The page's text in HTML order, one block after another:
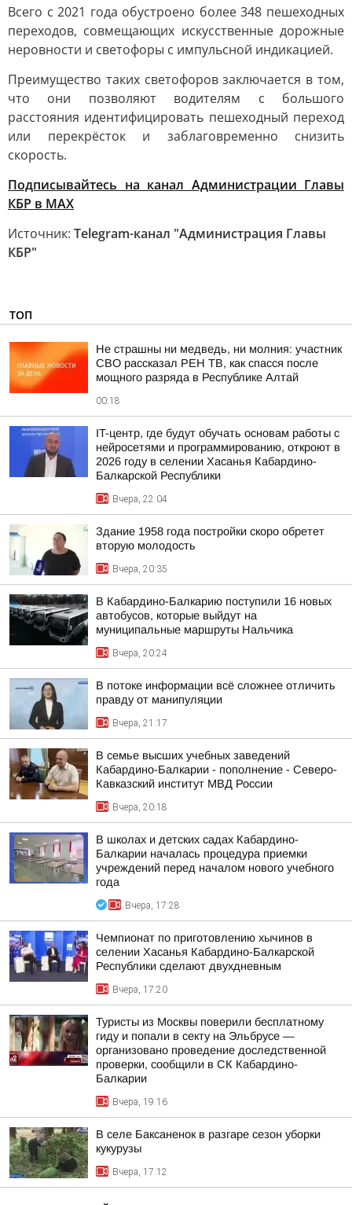
Всего с 2021 года обустроено более 348 пешеходных
переходов, совмещающих искусственные дорожные
неровности и светофоры с импульсной индикацией.
Преимущество таких светофоров заключается в том,
что они позволяют водителям с большого
расстояния идентифицировать пешеходный переход
или перекрёсток и заблаговременно снизить
скорость.
Подписывайтесь на канал Администрации Главы
КБР в МАХ
Источник: Telegram-канал "Администрация Главы
КБР"
ТОП
Не страшны ни медведь, ни молния: участник
СВО рассказал РЕН ТВ, как спасся после
мощного разряда в Республике Алтай
00:18
IT-центр, где будут обучать основам работы с
нейросетями и программированию, откроют в
2026 году в селении Хасанья Кабардино-
Балкарской Республики
Вчера, 22:04
Здание 1958 года постройки скоро обретет
вторую молодость
Вчера, 20:35
В Кабардино-Балкарию поступили 16 новых
автобусов, которые выйдут на
муниципальные маршруты Нальчика
Вчера, 20:24
В потоке информации всё сложнее отличить
правду от манипуляции
Вчера, 21:17
В семье высших учебных заведений
Кабардино-Балкарии - пополнение - Северо-
Кавказский институт МВД России
Вчера, 20:18
В школах и детских садах Кабардино-
Балкарии началась процедура приемки
учреждений перед началом нового учебного
года
Вчера, 17:28
Чемпионат по приготовлению хычинов в
селении Хасанья Кабардино-Балкарской
Республики сделают двухдневным
Вчера, 17:20
Туристы из Москвы поверили бесплатному
гиду и попали в секту на Эльбрусе —
организовано проведение доследственной
проверки, сообщили в СК Кабардино-
Балкарии
Вчера, 19:16
В селе Баксаненок в разгаре сезон уборки
кукурузы
Вчера, 17:12